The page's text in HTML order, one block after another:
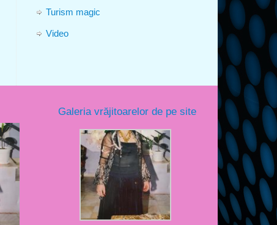
Turism magic
Video
Galeria vrăjitoarelor de pe site